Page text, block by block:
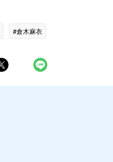
#倉木麻衣